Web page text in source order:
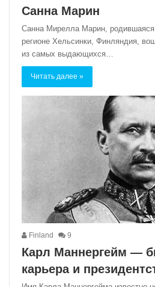
Санна Марин
Санна Мирелла Марин, родившаяся
регионе Хельсинки, Финляндия,
из самых выдающихся…
Читать далее »
Finland 9
Карл Маннергейм —
карьера и